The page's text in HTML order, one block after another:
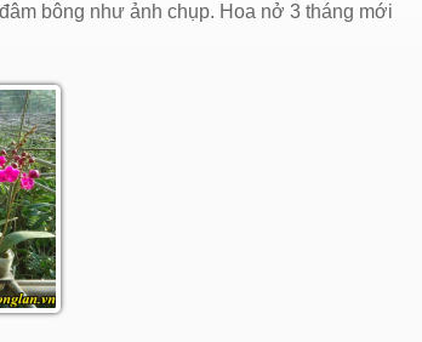
bông như ảnh chụp. Hoa nở 3 tháng mới